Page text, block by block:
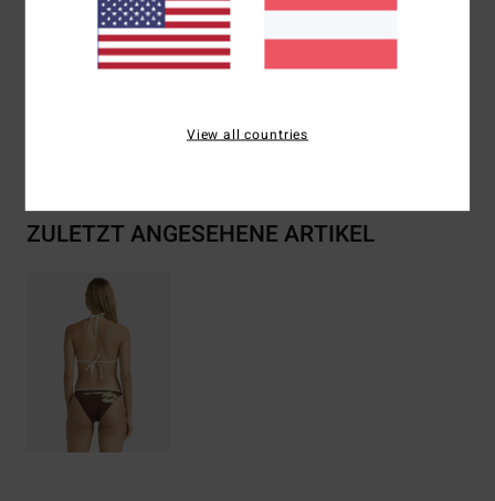
Zusammensetzung[Hauptstoff] 78 % recyceltes Nylon,
22 % Elastan
Versand & Rückversand
ZULETZT ANGESEHENE ARTIKEL
View all countries